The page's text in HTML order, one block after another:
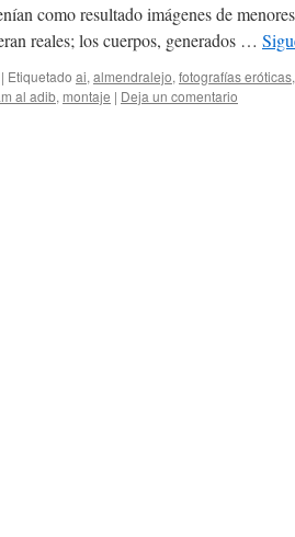
como resultado imágenes de
reales; los cuerpos, generados …
| Etiquetado ai, almendralejo, fotografías eróticas,
al adib, montaje | Deja un comentario